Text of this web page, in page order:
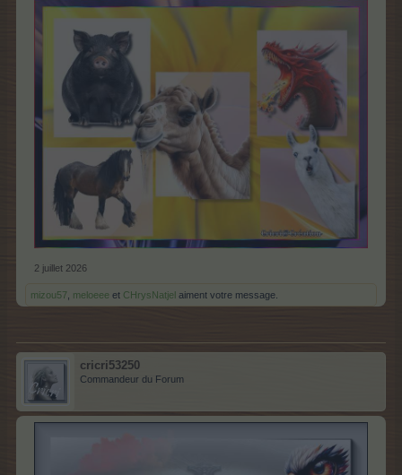
2 juillet 2026
mizou57 meloeee et CHrysNatjel aiment votre message.
cricri53250
Commandeur du Forum